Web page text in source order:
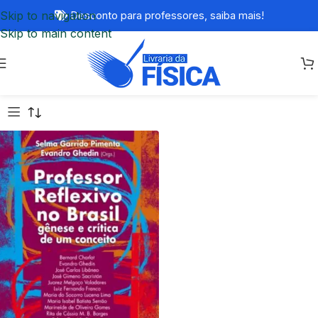
Skip to navigation
Skip to main content
Desconto para professores, saiba mais!